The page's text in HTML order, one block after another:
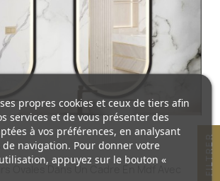
Ovales Dans Un Cadre En Mdf Avec
propres cookies et ceux de tiers afin
services et de vous présenter des
à vos préférences, en analysant
navigation. Pour donner votre
appuyez sur le bouton «
R